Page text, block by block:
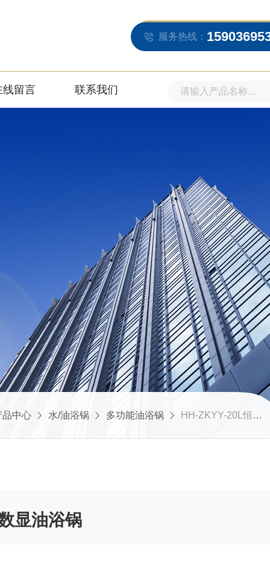
服务热线：
线留言 联系我们
品中心 水/油浴锅 多功能油浴锅 HH-ZKYY-20L恒温数显油浴锅
显油浴锅